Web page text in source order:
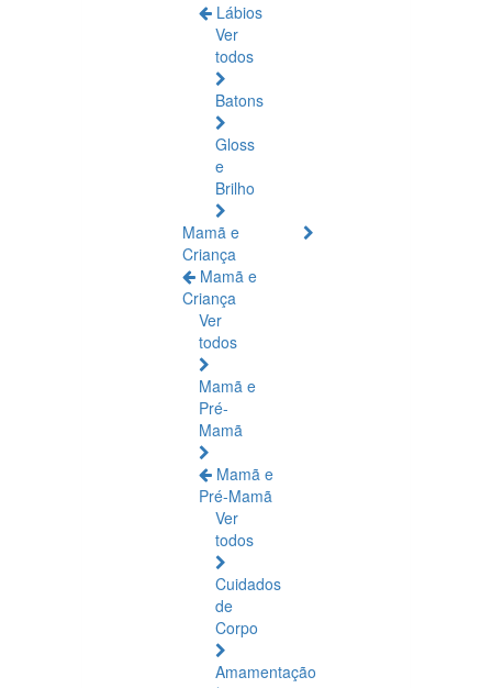
Lábios
Ver
todos
Batons
Gloss
e
Brilho
Mamã e
Criança
Mamã e
Criança
Ver
todos
Mamã e
Pré-
Mamã
Mamã e
Pré-Mamã
Ver
todos
Cuidados
de
Corpo
Amamentação